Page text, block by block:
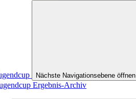
Nächste Navigationsebene öffnen
Ergebnis-Archiv